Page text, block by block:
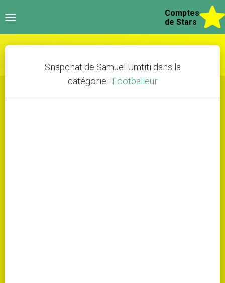
Toggle
Comptes
de Stars
Snapchat de Samuel Umtiti dans la
catégorie : Footballeur